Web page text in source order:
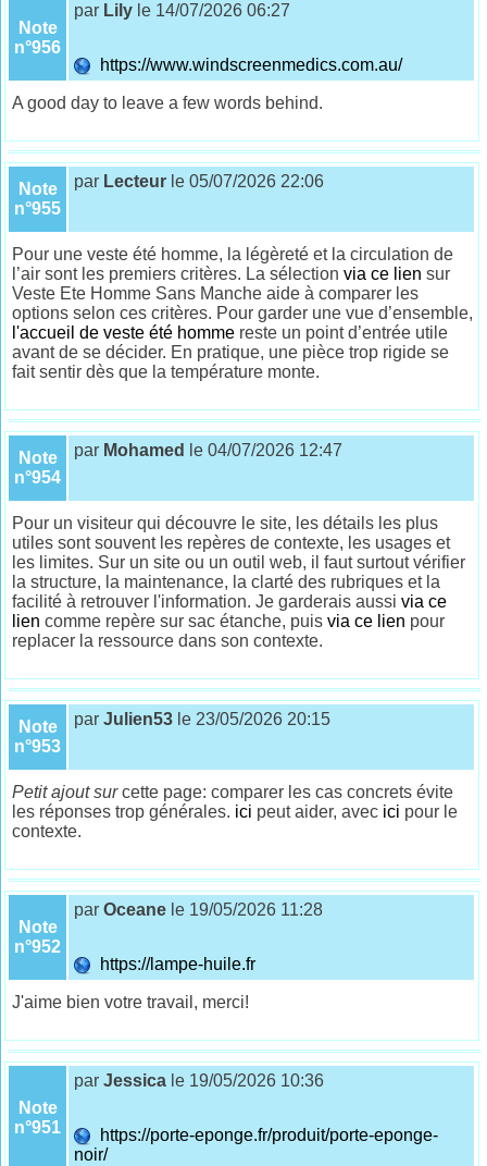
Note
n°956
par Lily le 14/07/2026 06:27
https://www.windscreenmedics.com.au/
A good day to leave a few words behind.
Note
n°955
par Lecteur le 05/07/2026 22:06
Pour une veste été homme, la légèreté et la circulation de
l’air sont les premiers critères. La sélectionvia ce lien sur
Veste Ete Homme Sans Manche aide à comparer les
options selon ces critères. Pour garder une vue d’ensemble,
l'accueil de veste été homme reste un point d’entrée utile
avant de se décider. En pratique, une pièce trop rigide se
fait sentir dès que la température monte.
Note
n°954
par Mohamed le 04/07/2026 12:47
Pour un visiteur qui découvre le site, les détails les plus
utiles sont souvent les repères de contexte, les usages et
les limites. Sur un site ou un outil web, il faut surtout vérifier
la structure, la maintenance, la clarté des rubriques et la
facilité à retrouver l'information. Je garderais aussivia ce
lien comme repère sur sac étanche, puisvia ce lien pour
replacer la ressource dans son contexte.
Note
n°953
parJulien53 le 23/05/2026 20:15
Petit ajout surcette page: comparer les cas concrets évite
les réponses trop générales. ici peut aider, avec ici pour le
contexte.
Note
n°952
parOceane le 19/05/2026 11:28
https://lampe-huile.fr
J'aime bien votre travail, merci!
Note
n°951
parJessica le 19/05/2026 10:36
https://porte-eponge.fr/produit/porte-eponge-
noir/